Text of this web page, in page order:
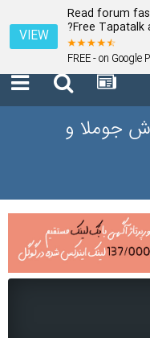
Read forum
Free Tapatalk
FREE - on Google
VIEW
جوملا و